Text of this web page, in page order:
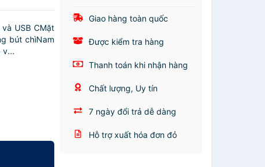
USB CMặt
bút chìNam
v...
Giao hàng toàn quốc
Được kiểm tra hàng
Thanh toán khi nhận hàng
Chất lượng, Uy tín
7 ngày đổi trả dễ dàng
Hỗ trợ xuất hóa đơn đỏ